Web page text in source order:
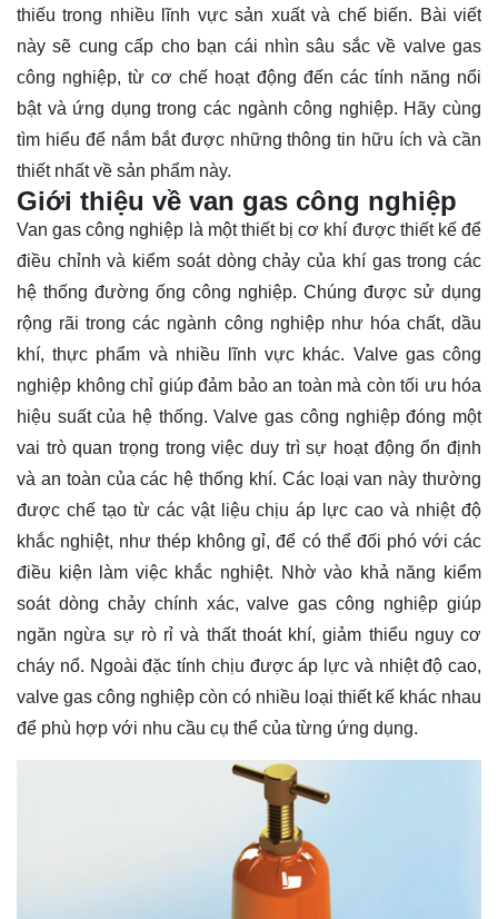
thiếu trong nhiều lĩnh vực sản xuất và chế biến. Bài viết
này sẽ cung cấp cho bạn cái nhìn sâu sắc về valve gas
công nghiệp, từ cơ chế hoạt động đến các tính năng nổi
bật và ứng dụng trong các ngành công nghiệp. Hãy cùng
tìm hiểu để nắm bắt được những thông tin hữu ích và cần
thiết nhất về sản phẩm này.
Giới thiệu về van gas công nghiệp
Van gas công nghiệp là một thiết bị cơ khí được thiết kế để
điều chỉnh và kiểm soát dòng chảy của khí gas trong các
hệ thống đường ống công nghiệp. Chúng được sử dụng
rộng rãi trong các ngành công nghiệp như hóa chất, dầu
khí, thực phẩm và nhiều lĩnh vực khác. Valve gas công
nghiệp không chỉ giúp đảm bảo an toàn mà còn tối ưu hóa
hiệu suất của hệ thống. Valve gas công nghiệp đóng một
vai trò quan trọng trong việc duy trì sự hoạt động ổn định
và an toàn của các hệ thống khí. Các loại van này thường
được chế tạo từ các vật liệu chịu áp lực cao và nhiệt độ
khắc nghiệt, như thép không gỉ, để có thể đối phó với các
điều kiện làm việc khắc nghiệt. Nhờ vào khả năng kiểm
soát dòng chảy chính xác, valve gas công nghiệp giúp
ngăn ngừa sự rò rỉ và thất thoát khí, giảm thiểu nguy cơ
cháy nổ. Ngoài đặc tính chịu được áp lực và nhiệt độ cao,
valve gas công nghiệp còn có nhiều loại thiết kế khác nhau
để phù hợp với nhu cầu cụ thể của từng ứng dụng.